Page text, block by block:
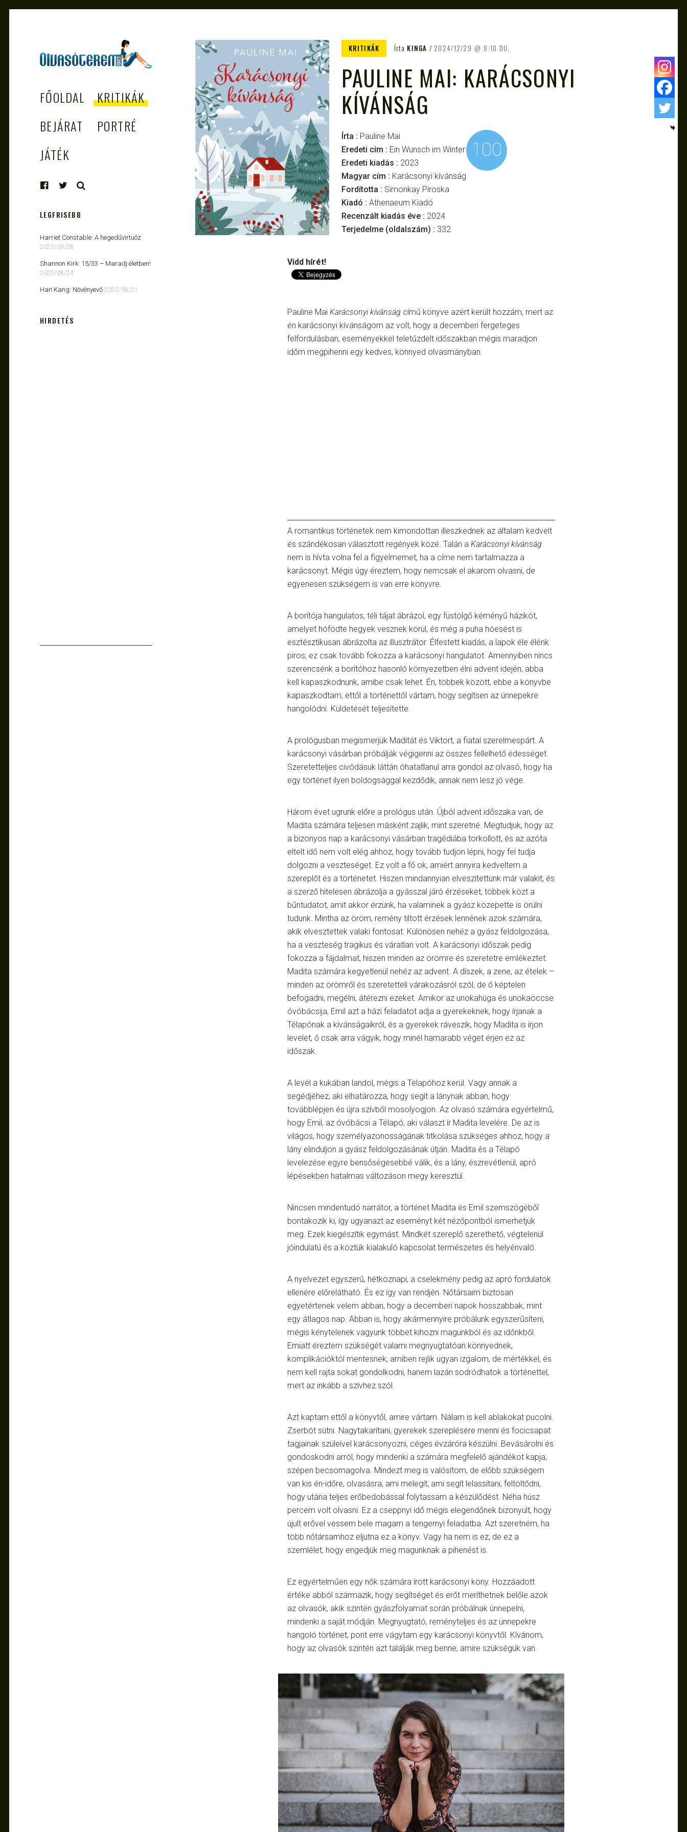
– AZ EGÉSZSÉGES
OLVASÁS
TÁMOGATÓJA
FŐOLDAL
KRITIKÁK
BEJÁRAT
PORTRÉ
JÁTÉK
KRITIKÁK Írta KINGA 2024/12/29 8:10 DU.
PAULINE MAI: KARÁCSONYI
KÍVÁNSÁG
Írta : Pauline Mai
Eredeti cím : Ein Wunsch im Winter
Eredeti kiadás : 2023
Magyar cím : Karácsonyi kívánság
Fordította : Simonkay Piroska
Kiadó : Athenaeum Kiadó
Recenzált kiadás éve : 2024
Terjedelme (oldalszám) : 332
100
Vidd hírét!
Pauline Mai Karácsonyi kívánság című könyve azért került hozzám, mert az
én karácsonyi kívánságom az volt, hogy a decemberi fergeteges
felfordulásban, eseményekkel teletűzdelt időszakban mégis maradjon
időm megpihenni egy kedves, könnyed olvasmányban.
A romantikus történetek nem kimondottan illeszkednek az általam kedvelt
és szándékosan választott regények közé. Talán a Karácsonyi kívánság
nem is hívta volna fel a figyelmemet, ha a címe nem tartalmazza a
karácsonyt. Mégis úgy éreztem, hogy nemcsak el akarom olvasni, de
egyenesen szükségem is van erre könyvre.
A borítója hangulatos, téli tájat ábrázol, egy füstölgő kéményű házikót,
amelyet hófödte hegyek vesznek körül, és még a puha hóesést is
esztésztikusan ábrázolta az illusztrátor. Élfestett kiadás, a lapok éle élénk
piros, ez csak tovább fokozza a karácsonyi hangulatot. Amennyiben nincs
szerencsénk a borítóhoz hasonló környezetben élni advent idején, abba
kell kapaszkodnunk, amibe csak lehet. Én, többek között, ebbe a könyvbe
kapaszkodtam, ettől a történettől vártam, hogy segítsen az ünnepekre
hangolódni. Küldetését teljesítette.
A prológusban megismerjük Maditát és Viktort, a fiatal szerelmespárt. A
karácsonyi vásárban próbálják végigenni az összes fellelhető édességet.
Szeretetteljes civódásuk láttán óhatatlanul arra gondol az olvasó, hogy ha
egy történet ilyen boldogsággal kezdődik, annak nem lesz jó vége.
Három évet ugrunk előre a prológus után. Újból advent időszaka van, de
Madita számára teljesen másként zajlik, mint szeretné. Megtudjuk, hogy az
a bizonyos nap a karácsonyi vásárban tragédiába torkollott, és az azóta
eltelt idő nem volt elég ahhoz, hogy tovább tudjon lépni, hogy fel tudja
dolgozni a veszteséget. Ez volt a fő ok, amiért annyira kedveltem a
szereplőt és a történetet. Hiszen mindannyian elveszítettünk már valakit, és
a szerző hitelesen ábrázolja a gyásszal járó érzéseket, többek közt a
bűntudatot, amit akkor érzünk, ha valaminek a gyász közepette is örülni
tudunk. Mintha az öröm, remény tiltott érzések lennének azok számára,
akik elvesztettek valaki fontosat. Különösen nehéz a gyász feldolgozása,
ha a veszteség tragikus és váratlan volt. A karácsonyi időszak pedig
fokozza a fájdalmat, hiszen minden az örömre és szeretetre emlékeztet.
Madita számára kegyetlenül nehéz az advent. A díszek, a zene, az ételek –
minden az örömről és szeretetteli várakozásról szól, de ő képtelen
befogadni, megélni, átérezni ezeket. Amikor az unokahúga és unokaöccse
óvóbácsija, Emil azt a házi feladatot adja a gyerekeknek, hogy írjanak a
Télapónak a kívánságaikról, és a gyerekek ráveszik, hogy Madita is írjon
levelet, ő csak arra vágyik, hogy minél hamarabb véget érjen ez az
időszak.
A levél a kukában landol, mégis a Télapóhoz kerül. Vagy annak a
segédjéhez, aki elhatározza, hogy segít a lánynak abban, hogy
továbblépjen és újra szívből mosolyogjon. Az olvasó számára egyértelmű,
hogy Emil, az óvóbácsi a Télapó, aki választ ír Madita levelére. De az is
világos, hogy személyazonosságának titkolása szükséges ahhoz, hogy a
lány elinduljon a gyász feldolgozásának útján. Madita és a Télapó
levelezése egyre bensőségesebbé válik, és a lány, észrevétlenül, apró
lépésekben hatalmas változáson megy keresztül.
Nincsen mindentudó narrátor, a történet Madita és Emil szemszögéből
bontakozik ki, így ugyanazt az eseményt két nézőpontból ismerhetjük
meg. Ezek kiegészítik egymást. Mindkét szereplő szerethető, végtelenül
jóindulatú és a köztük kialakuló kapcsolat természetes és helyénvaló.
A nyelvezet egyszerű, hétköznapi, a cselekmény pedig az apró fordulatok
ellenére előrelátható. És ez így van rendjén. Nőtársaim biztosan
egyetértenek velem abban, hogy a decemberi napok hosszabbak, mint
egy átlagos nap. Abban is, hogy akármennyire próbálunk egyszerűsíteni,
mégis kénytelenek vagyunk többet kihozni magunkból és az időnkből.
Emiatt éreztem szükségét valami megnyugtatóan könnyednek,
komplikációktól mentesnek, amiben rejlik ugyan izgalom, de mértékkel, és
nem kell rajta sokat gondolkodni, hanem lazán sodródhatok a történettel,
mert az inkább a szívhez szól.
Azt kaptam ettől a könyvtől, amire vártam. Nálam is kell ablakokat pucolni.
Zserbót sütni. Nagytakarítani, gyerekek szereplésére menni és focicsapat
tagjainak szüleivel karácsonyozni, céges évzáróra készülni. Bevásárolni és
gondoskodni arról, hogy mindenki a számára megfelelő ajándékot kapja,
szépen becsomagolva. Mindezt meg is valósítom, de előbb szükségem
van kis én-időre, olvasásra, ami melegít, ami segít lelassítani, feltöltődni,
hogy utána teljes erőbedobással folytassam a készülődést. Néha húsz
percem volt olvasni. Ez a cseppnyi idő mégis elegendőnek bizonyult, hogy
újult erővel vessem bele magam a tengernyi feladatba. Azt szeretném, ha
több nőtársamhoz eljutna ez a könyv. Vagy ha nem is ez, de ez a
szemlélet, hogy engedjük meg magunknak a pihenést is.
Ez egyértelműen egy nők számára írott karácsonyi köny. Hozzáadott
értéke abból származik, hogy segítséget és erőt meríthetnek belőle azok
az olvasók, akik szintén gyászfolyamat során próbálnak ünnepelni,
mindenki a saját módján. Megnyugtató, reményteljes és az ünnepekre
hangoló történet, pont erre vágytam egy karácsonyi könyvtől. Kívánom,
hogy az olvasók szintén azt találják meg benne, amire szükségük van.
LEGFRISEBB
Harriet Constable: A hegedűvirtuóz
2025/09/28
Shannon Kirk: 15/33 ​– Maradj életben!
2025/08/24
Han Kang: Növényevő 2025/08/21
HIRDETÉS